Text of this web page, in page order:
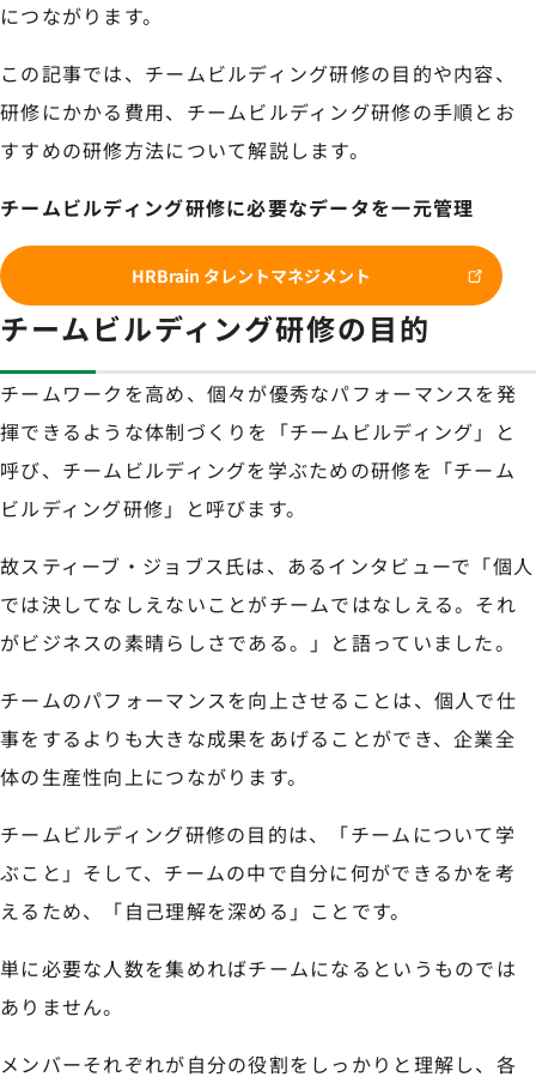
につながります。
この記事では、チームビルディング研修の目的や内容、
研修にかかる費用、チームビルディング研修の手順とお
すすめの研修方法について解説します。
チームビルディング研修に必要なデータを一元管理
HRBrain タレントマネジメント
チームビルディング研修の目的
チームワークを高め、個々が優秀なパフォーマンスを発
揮できるような体制づくりを「チームビルディング」と
呼び、チームビルディングを学ぶための研修を「チーム
ビルディング研修」と呼びます。
故スティーブ・ジョブス氏は、あるインタビューで「個人
では決してなしえないことがチームではなしえる。それ
がビジネスの素晴らしさである。」と語っていました。
チームのパフォーマンスを向上させることは、個人で仕
事をするよりも大きな成果をあげることができ、企業全
体の生産性向上につながります。
チームビルディング研修の目的は、「チームについて学
ぶこと」そして、チームの中で自分に何ができるかを考
えるため、「自己理解を深める」ことです。
単に必要な人数を集めればチームになるというものでは
ありません。
メンバーそれぞれが自分の役割をしっかりと理解し、各